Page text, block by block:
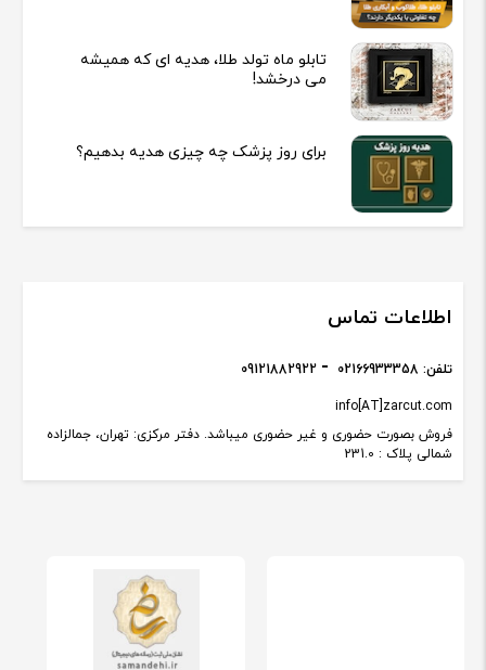
تابلو ماه تولد طلا، هدیه ای که همیشه
می درخشد!
برای روز پزشک چه چیزی هدیه بدهیم؟
اطلاعات تماس
فروش بصورت حضوری و غیر حضوری میباشد. دفتر مرکزی: تهران، جمالزاده
شمالی پلاک : 231.0
info[AT]zarcut.com
تلفن: 02166933358
09121882922